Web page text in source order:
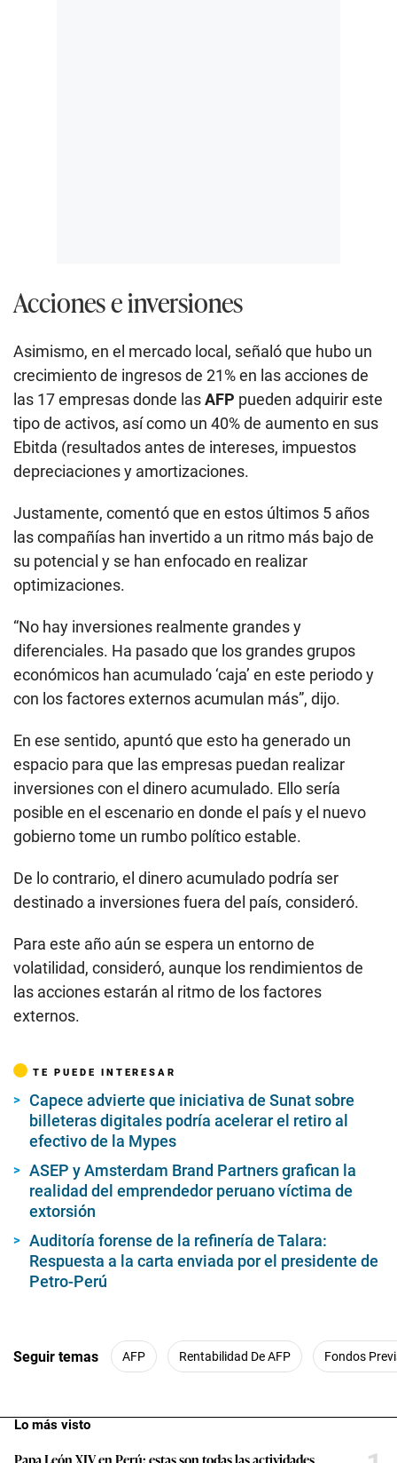
Acciones e inversiones
Asimismo, en el mercado local, señaló que hubo un
crecimiento de ingresos de 21% en las acciones de
las 17 empresas donde lasAFP pueden adquirir este
tipo de activos, así como un 40% de aumento en sus
Ebitda (resultados antes de intereses, impuestos
depreciaciones y amortizaciones.
Justamente, comentó que en estos últimos 5 años
las compañías han invertido a un ritmo más bajo de
su potencial y se han enfocado en realizar
optimizaciones.
“No hay inversiones realmente grandes y
diferenciales. Ha pasado que los grandes grupos
económicos han acumulado ‘caja’ en este periodo y
con los factores externos acumulan más”, dijo.
En ese sentido, apuntó que esto ha generado un
espacio para que las empresas puedan realizar
inversiones con el dinero acumulado. Ello sería
posible en el escenario en donde el país y el nuevo
gobierno tome un rumbo político estable.
De lo contrario, el dinero acumulado podría ser
destinado a inversiones fuera del país, consideró.
Para este año aún se espera un entorno de
volatilidad, consideró, aunque los rendimientos de
las acciones estarán al ritmo de los factores
externos.
TE PUEDE INTERESAR
Capece advierte que iniciativa de Sunat sobre
billeteras digitales podría acelerar el retiro al
efectivo de la Mypes
ASEP y Amsterdam Brand Partners grafican la
realidad del emprendedor peruano víctima de
extorsión
Auditoría forense de la refinería de Talara:
Respuesta a la carta enviada por el presidente de
Petro-Perú
Seguir temas AFP Rentabilidad De AFP Fondos
Lo más visto
Papa León XIV en Perú: estas son todas las actividades